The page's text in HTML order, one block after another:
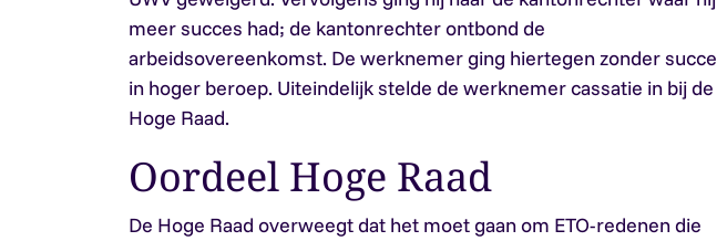
meer succes had; de kantonrechter ontbond de
arbeidsovereenkomst. De werknemer ging hiertegen zonder
in hoger beroep. Uiteindelijk stelde de werknemer cassatie in bij de
Hoge Raad.
Oordeel Hoge Raad
De Hoge Raad overweegt dat het moet gaan om ETO-redenen die